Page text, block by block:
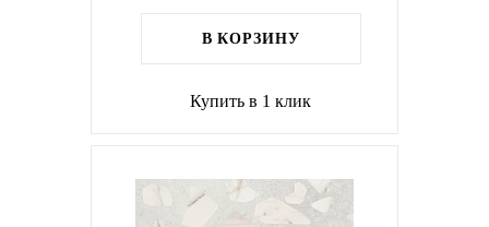
В КОРЗИНУ
Купить в 1 клик